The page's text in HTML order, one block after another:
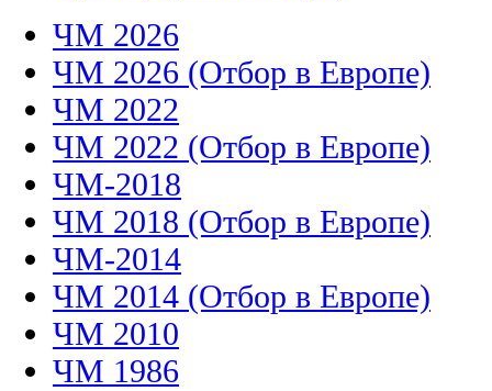
ЧМ 2026
ЧМ 2026 (Отбор в Европе)
ЧМ 2022
ЧМ 2022 (Отбор в Европе)
ЧМ-2018
ЧМ 2018 (Отбор в Европе)
ЧМ-2014
ЧМ 2014 (Отбор в Европе)
ЧМ 2010
ЧМ 1986